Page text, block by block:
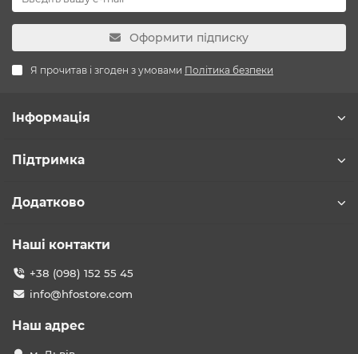
Оформити підписку
Я прочитав і згоден з умовами Політика безпеки
Інформація
Підтримка
Додатково
Наші контакти
+38 (098) 152 55 45
info@hfostore.com
Наш адрес